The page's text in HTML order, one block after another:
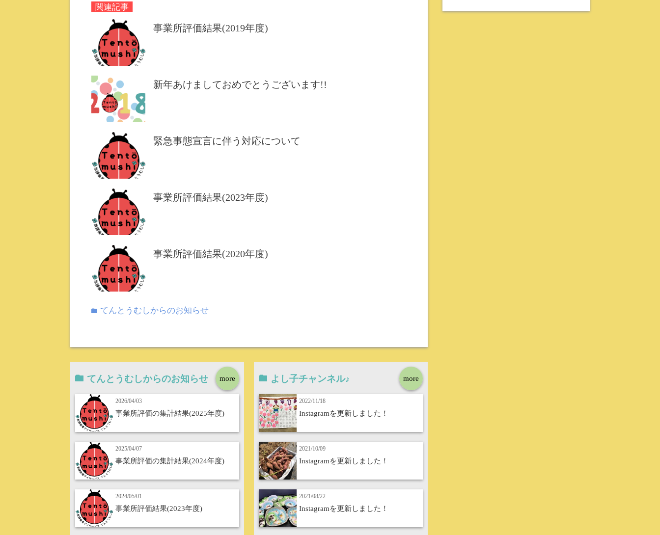
関連記事
事業所評価結果(2019年度)
新年あけましておめでとうございます!!
緊急事態宣言に伴う対応について
事業所評価結果(2023年度)
事業所評価結果(2020年度)
folder てんとうむしからのお知らせ
more
てんとうむしからのお知らせ
2026/04/03
事業所評価の集計結果(2025年度)
2025/04/07
事業所評価の集計結果(2024年度)
2024/05/01
事業所評価結果(2023年度)
more
よし子チャンネル♪
2022/11/18
Instagramを更新しました！
2021/10/09
Instagramを更新しました！
2021/08/22
Instagramを更新しました！